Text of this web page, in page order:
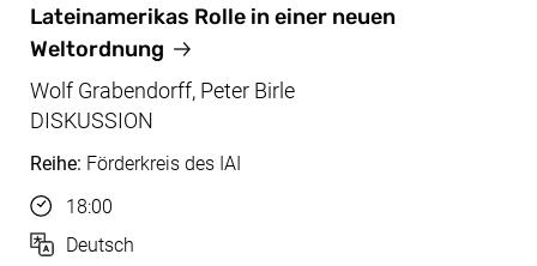
Nov, 26.11.2024
Lateinamerikas Rolle in einer neuen
Weltordnung
Wolf Grabendorff, Peter Birle
DISKUSSION
Reihe: Förderkreis des IAI
Uhrzeit
18:00
Sprache
Deutsch